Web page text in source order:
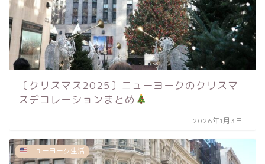
〔クリスマス2025〕ニューヨークのクリスマ
スデコレーションまとめ
2026年1月3日
ニューヨーク生活